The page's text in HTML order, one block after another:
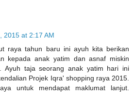
2015 at 2:17 AM
raya tahun baru ini ayuh kita berikan
kepada anak yatim dan asnaf miskin
Ayuh taja seorang anak yatim hari ini
Projek Iqra' shopping raya 2015.
untuk mendapat maklumat lanjut.